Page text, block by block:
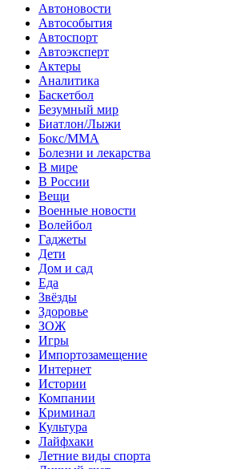
Автоновости
Автособытия
Автоспорт
Автоэксперт
Актеры
Аналитика
Баскетбол
Безумный мир
Биатлон/Лыжи
Бокс/MMA
Болезни и лекарства
В мире
В России
Вещи
Военные новости
Волейбол
Гаджеты
Дети
Дом и сад
Еда
Звёзды
Здоровье
ЗОЖ
Игры
Импортозамещение
Интернет
Истории
Компании
Криминал
Культура
Лайфхаки
Летние виды спорта